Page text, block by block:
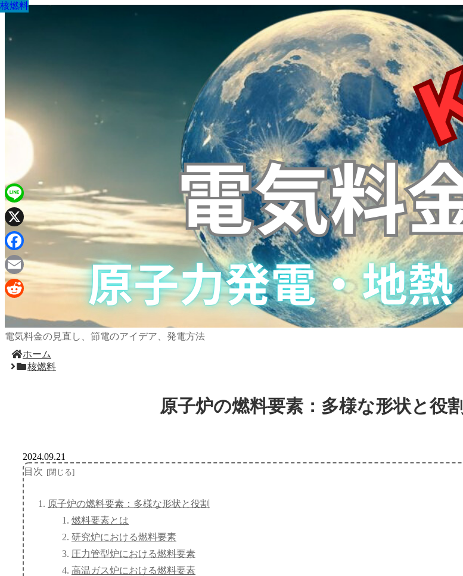
電気料金の見直し、節電のアイデア、発電方法
ホーム
核燃料
原子炉の燃料要素：多様な形状と役割
核燃料
2024.09.21
目次
原子炉の燃料要素：多様な形状と役割
燃料要素とは
研究炉における燃料要素
圧力管型炉における燃料要素
高温ガス炉における燃料要素
核燃料
核燃料
核燃料
核燃料
核燃料
核燃料
核燃料
核燃料
Line
X
Facebook
Email